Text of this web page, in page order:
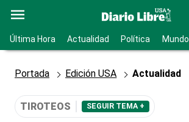
Última Hora Actualidad Política Mundo
Portada Edición USA Actualidad
TIROTEOS SEGUIR TEMA +